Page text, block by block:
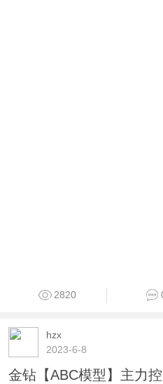
2820
hzx
2023-6-8
金钻【ABC模型】主力